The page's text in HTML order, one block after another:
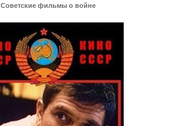
Советские фильмы о войне